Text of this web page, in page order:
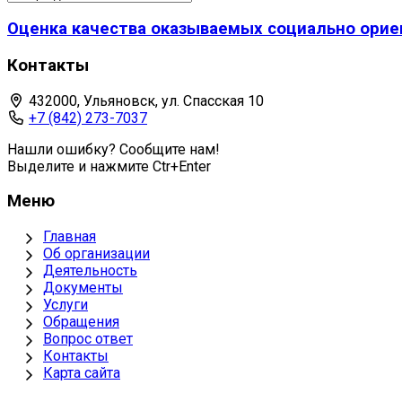
Оценка качества оказываемых социально
Контакты
432000, Ульяновск, ул. Спасская 10
+7 (842) 273-7037
Нашли ошибку? Сообщите нам!
Выделите и нажмите Ctr+Enter
Меню
Главная
Об организации
Деятельность
Документы
Услуги
Обращения
Вопрос ответ
Контакты
Карта сайта